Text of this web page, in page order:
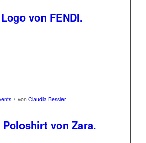
von FENDI.
/ von Claudia Bessler
von Zara.